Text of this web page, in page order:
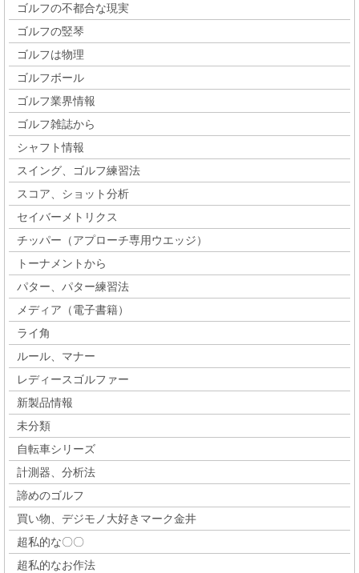
ゴルフの不都合な現実
ゴルフの竪琴
ゴルフは物理
ゴルフボール
ゴルフ業界情報
ゴルフ雑誌から
シャフト情報
スイング、ゴルフ練習法
スコア、ショット分析
セイバーメトリクス
チッパー（アプローチ専用ウエッジ）
トーナメントから
パター、パター練習法
メディア（電子書籍）
ライ角
ルール、マナー
レディースゴルファー
新製品情報
未分類
自転車シリーズ
計測器、分析法
諦めのゴルフ
買い物、デジモノ大好きマーク金井
超私的な〇〇
超私的なお作法